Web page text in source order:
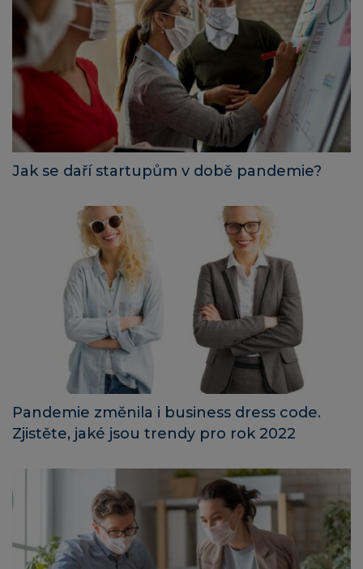
Jak se daří startupům v době pandemie?
Pandemie změnila i business dress code.
Zjistěte, jaké jsou trendy pro rok 2022